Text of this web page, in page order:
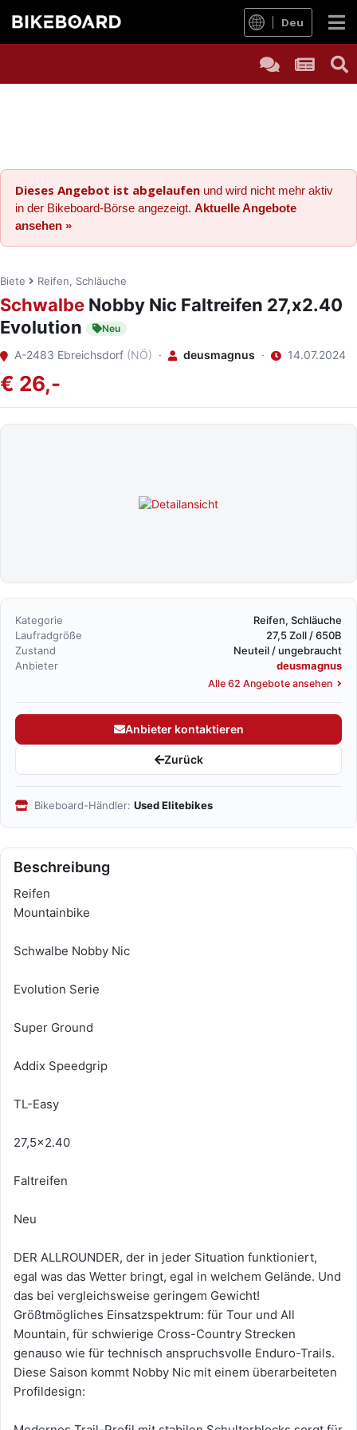
Deu
Dieses Angebot ist abgelaufen und wird nicht mehr aktiv
in der Bikeboard-Börse angezeigt. Aktuelle Angebote
ansehen »
Biete Reifen, Schläuche
Schwalbe Nobby Nic Faltreifen 27,x2.40
Evolution
Neu
A-2483 Ebreichsdorf (NÖ) · deusmagnus · 14.07.2024
€ 26,-
Kategorie
Reifen, Schläuche
Laufradgröße
27,5 Zoll / 650B
Zustand
Neuteil / ungebraucht
Anbieter
deusmagnus
Alle 62 Angebote ansehen
Anbieter kontaktieren
Zurück
Bikeboard-Händler: Used Elitebikes
Beschreibung
Reifen
Mountainbike
Schwalbe Nobby Nic
Evolution Serie
Super Ground
Addix Speedgrip
TL-Easy
27,5x2.40
Faltreifen
Neu
DER ALLROUNDER, der in jeder Situation funktioniert,
egal was das Wetter bringt, egal in welchem Gelände. Und
das bei vergleichsweise geringem Gewicht!
Größtmögliches Einsatzspektrum: für Tour und All
Mountain, für schwierige Cross-Country Strecken
genauso wie für technisch anspruchsvolle Enduro-Trails.
Diese Saison kommt Nobby Nic mit einem überarbeiteten
Profildesign: